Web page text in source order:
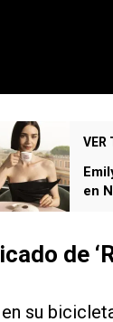
VER
en
de
su